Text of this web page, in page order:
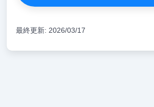
最終更新: 2026/03/17